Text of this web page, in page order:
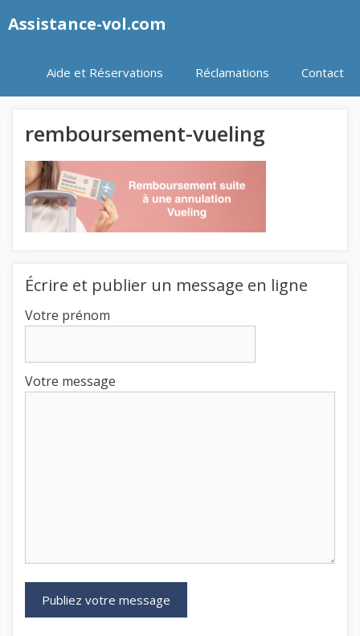
auAssistance-vol.com
Aide et Réservations Réclamations Contact
remboursement-vueling
Écrire et publier un message en ligne
Votre prénom
Votre message